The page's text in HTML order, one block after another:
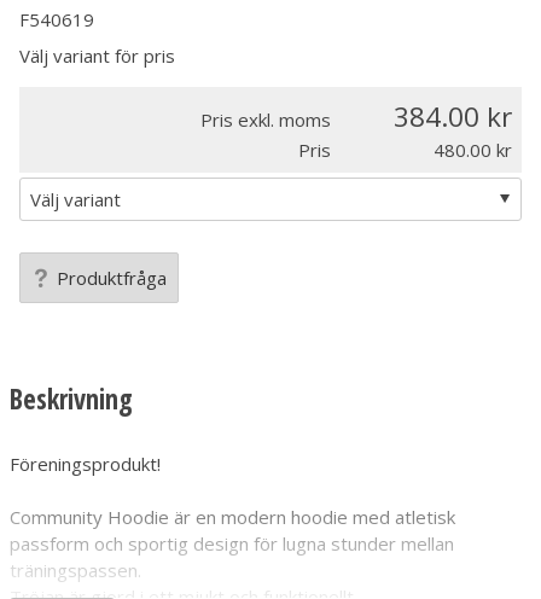
F540619
Välj variant för pris
Pris exkl. moms 384.00
Pris 480.00
Produktfråga
Beskrivning
Föreningsprodukt!
Community Hoodie är en modern hoodie med atletisk
passform och sportig design för lugna stunder mellan
träningspassen.